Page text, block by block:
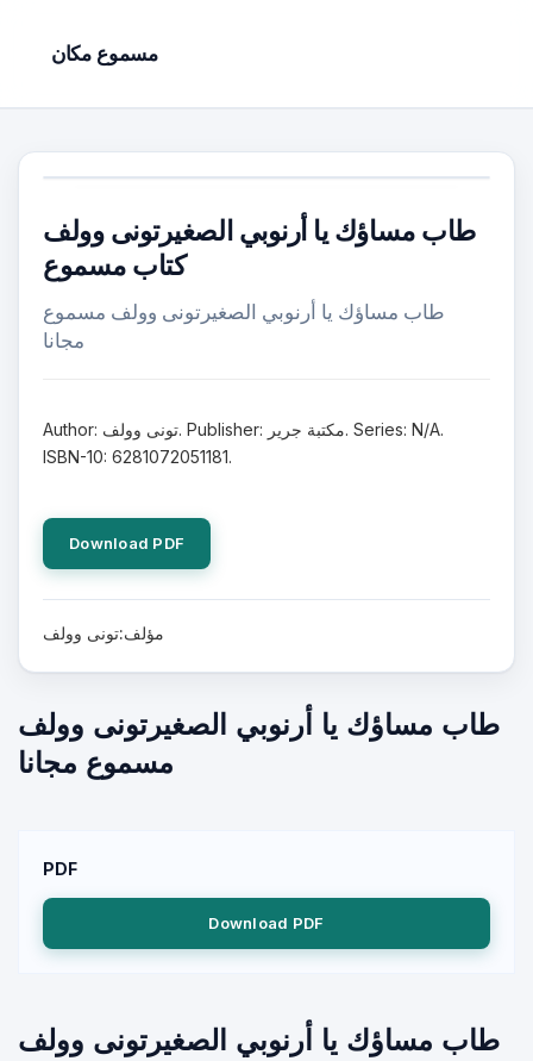
مسموع مكان
طاب مساؤك يا أرنوبي الصغيرتونى وولف
كتاب مسموع
طاب مساؤك يا أرنوبي الصغيرتونى وولف مسموع
مجانا
Author: تونى وولف. Publisher: مكتبة جرير. Series: N/A.
ISBN-10: 6281072051181.
Download PDF
مؤلف:تونى وولف
طاب مساؤك يا أرنوبي الصغيرتونى وولف
مسموع مجانا
PDF
Download PDF
طاب مساؤك يا أرنوبي الصغيرتونى وولف